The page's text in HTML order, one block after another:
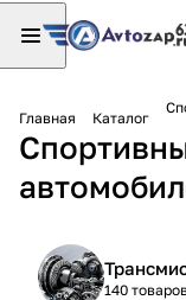
Главная Каталог
140